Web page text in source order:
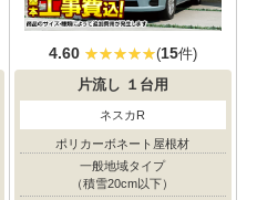
4.60 (15件)
片流し １台用
ネスカR
ポリカーボネート屋根材
一般地域タイプ
（積雪20cm以下）